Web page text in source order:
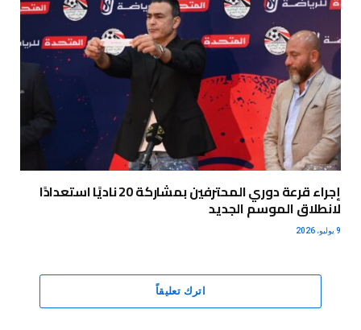
إجراء قرعة دوري المحترفين بمشاركة 20 ناديًا استعدادًا
لانطلاق الموسم الجديد
9 يوليو، 2026
اترك تعليقاً